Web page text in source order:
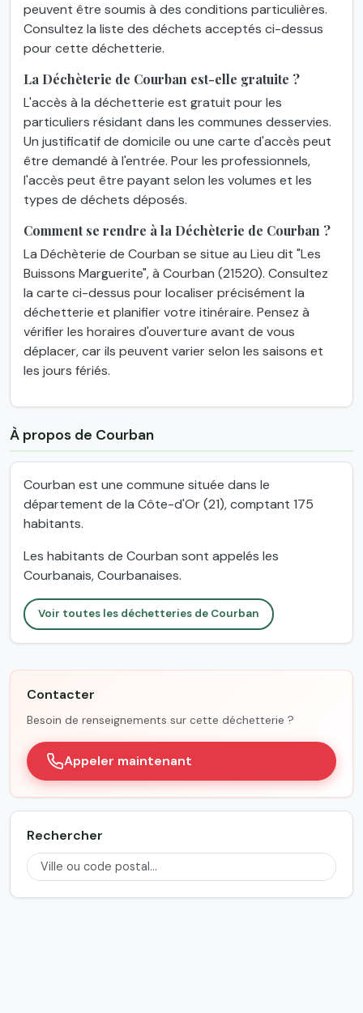
peuvent être soumis à des conditions particulières.
Consultez la liste des déchets acceptés ci-dessus
pour cette déchetterie.
La Déchèterie de Courban est-elle gratuite ?
L'accès à la déchetterie est gratuit pour les
particuliers résidant dans les communes desservies.
Un justificatif de domicile ou une carte d'accès peut
être demandé à l'entrée. Pour les professionnels,
l'accès peut être payant selon les volumes et les
types de déchets déposés.
Comment se rendre à la Déchèterie de Courban ?
La Déchèterie de Courban se situe au Lieu dit "Les
Buissons Marguerite", à Courban (21520). Consultez
la carte ci-dessus pour localiser précisément la
déchetterie et planifier votre itinéraire. Pensez à
vérifier les horaires d'ouverture avant de vous
déplacer, car ils peuvent varier selon les saisons et
les jours fériés.
À propos de Courban
Courban est une commune située dans le
département de la Côte-d'Or (21), comptant 175
habitants.
Les habitants de Courban sont appelés les
Courbanais, Courbanaises.
Voir toutes les déchetteries de Courban
Contacter
Besoin de renseignements sur cette déchetterie ?
Appeler maintenant
Rechercher